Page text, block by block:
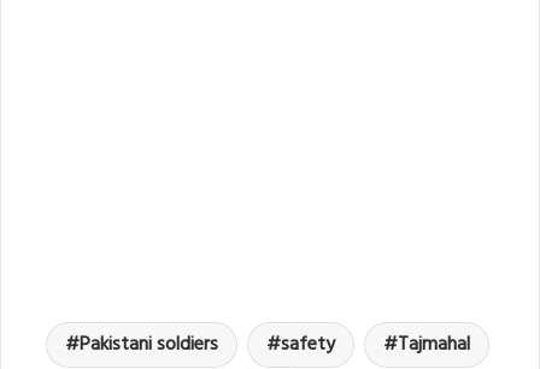
Pakistani soldiers safety
Tajmahal